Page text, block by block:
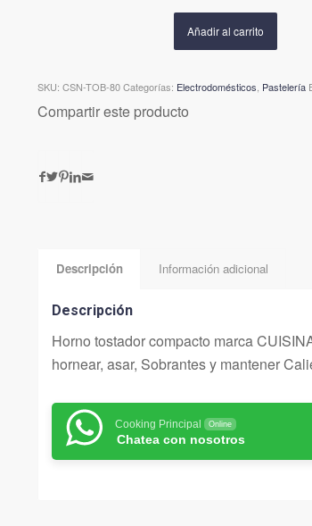
Añadir al carrito
SKU:CSN-TOB-80 Categorías: Electrodomésticos Pastelería
Compartir este producto
Descripción Información adicional
Descripción
Horno tostador compacto marca
hornear, asar, Sobrantes y mantener
Cooking Principal Online
Chatea con nosotros